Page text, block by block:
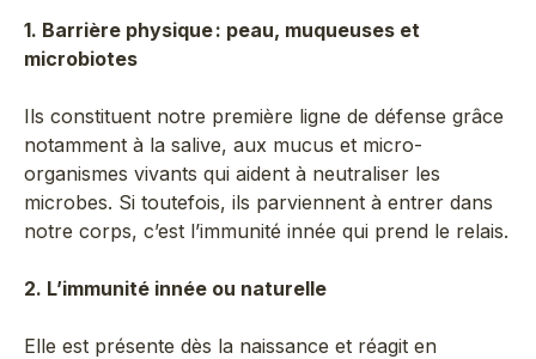
1. Barrière physique : peau, muqueuses et
microbiotes
Ils constituent notre première ligne de défense grâce
notamment à la salive, aux mucus et micro-
organismes vivants qui aident à neutraliser les
microbes. Si toutefois, ils parviennent à entrer dans
notre corps, c’est l’immunité innée qui prend le relais.
2. L’immunité innée ou naturelle
Elle est présente dès la naissance et réagit en